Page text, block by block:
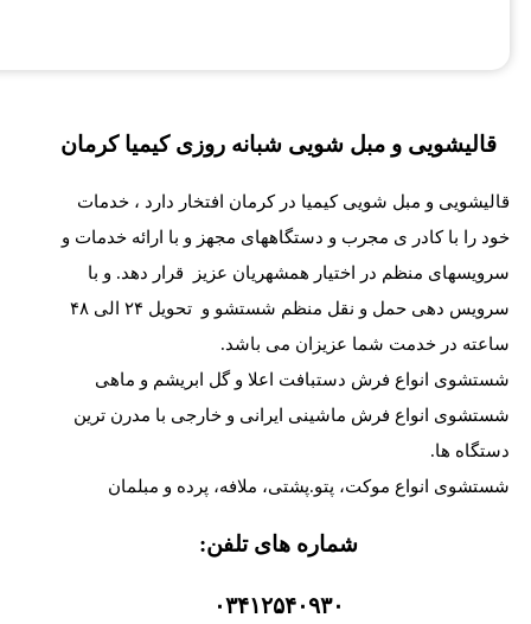
قالیشویی و مبل شویی شبانه روزی کیمیا کرمان
قالیشویی و مبل شویی کیمیا در کرمان افتخار دارد ، خدمات
خود را با کادر ی مجرب و دستگاههای مجهز و با ارائه خدمات و
سرویسهای منظم در اختیار همشهریان عزیز قرار دهد. و با
سرویس دهی حمل و نقل منظم شستشو و تحویل ۲۴ الی ۴۸
ساعته در خدمت شما عزیزان می باشد.
شستشوی انواع فرش دستبافت اعلا و گل ابریشم و ماهی
شستشوی انواع فرش ماشینی ایرانی و خارجی با مدرن ترین
دستگاه ها.
شستشوی انواع موکت، پتو.پشتی، ملافه، پرده و مبلمان
شماره های تلفن:
۰۳۴۱۲۵۴۰۹۳۰